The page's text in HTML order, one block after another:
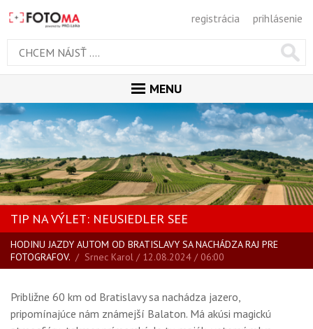
registrácia prihlásenie
MENU
ÚVOD
MAGAZÍN
VŠETKY ČLÁNKY
RECENZIE
NOVINKY
BLOG
SPRIEVODCA KÚPOU
ŠKOLA FOTOGRAFIE
GALÉRIA
TIP NA VÝLET: NEUSIEDLER SEE
HODINU JAZDY AUTOM OD BRATISLAVY SA NACHÁDZA RAJ PRE
FOTOGRAFOV. / Srnec Karol / 12.08.2024 / 06:00
Približne 60 km od Bratislavy sa nachádza jazero,
pripomínajúce nám známejší Balaton. Má akúsi magickú